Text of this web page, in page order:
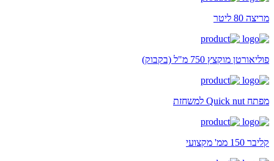
מריצה 80 ליטר
פוליאורטן מוקצץ 750 מ"ל (בקבוק)
מפתח Quick nut למשחזת
קליבר 150 ממ' מקצועי